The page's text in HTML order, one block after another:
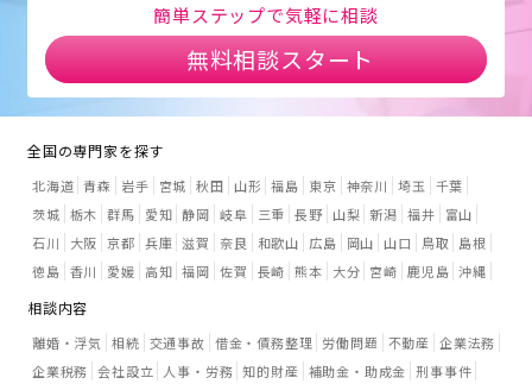
簡単ステップで気軽に相談
無料相談スタート
全国の専門家を探す
北海道 青森 岩手 宮城 秋田 山形 福島 東京 神奈川 埼玉
千葉
茨城 栃木 群馬 愛知 静岡 岐阜 三重 長野 山梨 新潟 福井
富山
石川
大阪 京都 兵庫 滋賀 奈良 和歌山 広島 岡山 山口 鳥取
島根
徳島 香川 愛媛 高知 福岡 佐賀 長崎 熊本 大分 宮崎 鹿児島 沖縄
相談内容
離婚・浮気 相続 交通事故 借金・債務整理 労働問題 不動産 企業法務
企業税務 会社設立 人事・労務 知的財産 補助金・助成金 刑事事件